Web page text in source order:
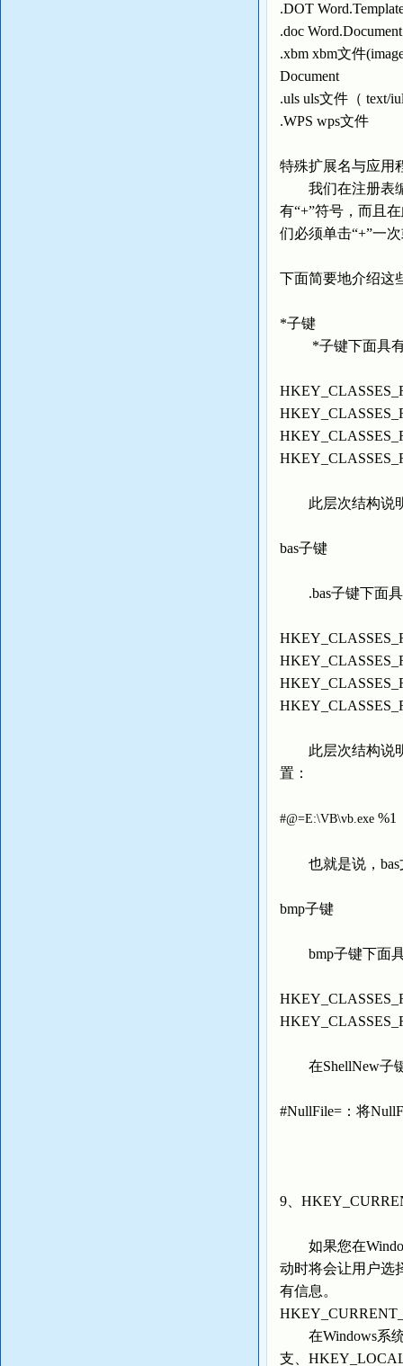
.DOT
.doc
.xbm xbm文件
Document
.uls uls文件（ text/
.WPS wps文
特殊扩展名与应用
我们在注册表编
有“+”符号，而且
们必须单击“+”一
下面简要地介绍这
*子键
*子键下面具有
此层次结构说明
bas子键
.bas子键下面具
此层次结构说明
置：
#@=E:\VB\vb.exe %1
也就是说，bas
bmp子键
bmp子键下面具
在ShellNew子
#NullFile=：将
9、
如果您在
动时将会让用户选
有信息。
在Windows系统
支、